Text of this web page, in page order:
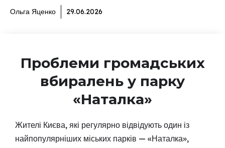
Ольга Яценко 29.06.2026
Проблеми громадських
вбиралень у парку
«Наталка»
Жителі Києва, які регулярно відвідують один із
найпопулярніших міських парків — «Наталка»,